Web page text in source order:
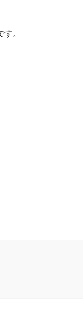
。